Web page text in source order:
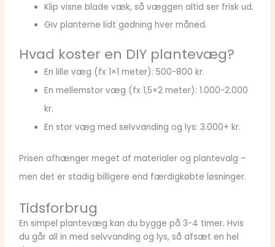
Klip visne blade væk, så væggen altid ser frisk ud.
Giv planterne lidt gødning hver måned.
Hvad koster en DIY plantevæg?
En lille væg (fx 1×1 meter): 500-800 kr.
En mellemstor væg (fx 1,5×2 meter): 1.000-2.000
kr.
En stor væg med selvvanding og lys: 3.000+ kr.
Prisen afhænger meget af materialer og plantevalg –
men det er stadig billigere end færdigkøbte løsninger.
Tidsforbrug
En simpel plantevæg kan du bygge på 3-4 timer. Hvis
du går all in med selvvanding og lys, så afsæt en hel